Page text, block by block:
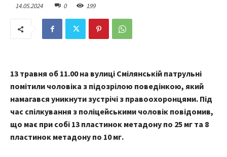
14.05.2024 0 199
13 травня об 11.00 на вулиці Смілянській патрульні
помітили чоловіка з підозрілою поведінкою, який
намагався уникнути зустрічі з правоохоронцями. Під
час спілкування з поліцейськими чоловік повідомив,
що має при собі 13 пластинок метадону по 25 мг та 8
пластинок метадону по 10 мг.